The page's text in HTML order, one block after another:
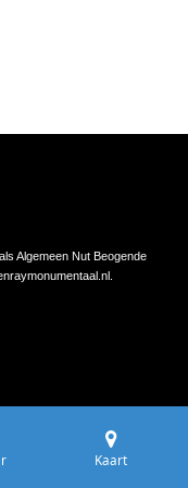
Algemeen Nut Beogende
Kaart